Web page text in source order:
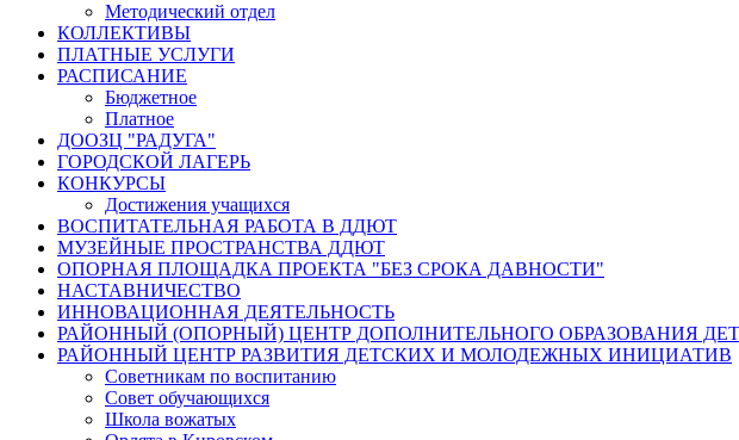
Методический отдел
КОЛЛЕКТИВЫ
ПЛАТНЫЕ УСЛУГИ
РАСПИСАНИЕ
Бюджетное
Платное
ДООЗЦ "РАДУГА"
ГОРОДСКОЙ ЛАГЕРЬ
КОНКУРСЫ
Достижения учащихся
ВОСПИТАТЕЛЬНАЯ РАБОТА В ДДЮТ
МУЗЕЙНЫЕ ПРОСТРАНСТВА ДДЮТ
ОПОРНАЯ ПЛОЩАДКА ПРОЕКТА "БЕЗ СРОКА ДАВНОСТИ"
НАСТАВНИЧЕСТВО
ИННОВАЦИОННАЯ ДЕЯТЕЛЬНОСТЬ
РАЙОННЫЙ (ОПОРНЫЙ) ЦЕНТР ДОПОЛНИТЕЛЬНОГО ОБРАЗОВАНИЯ
РАЙОННЫЙ ЦЕНТР РАЗВИТИЯ ДЕТСКИХ И МОЛОДЕЖНЫХ ИНИЦИАТИВ
Советникам по воспитанию
Совет обучающихся
Школа вожатых